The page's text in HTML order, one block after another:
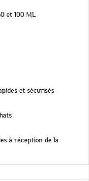
et 100 ML
et sécurisés
à réception de la